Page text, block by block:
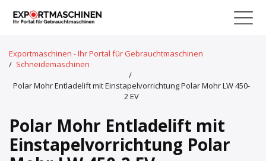
Exportmaschinen - Ihr Portal für Gebrauchtmaschinen
/ Schneidemaschinen
/
Polar Mohr Entladelift mit Einstapelvorrichtung Polar Mohr LW 450-
2 EV
Polar Mohr Entladelift mit
Einstapelvorrichtung Polar